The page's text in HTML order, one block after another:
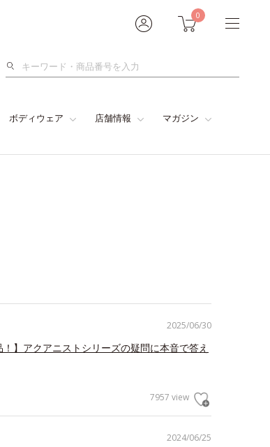
0
検
ボディウェア 店舗情報 マガジン
2025/06/30
！】アクアニストシリーズの疑問に本音で答え
7957 view
2024/06/25